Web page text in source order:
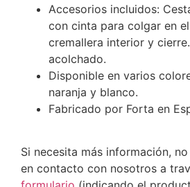
Accesorios incluidos:
con cinta para colgar en
cremallera interior y
acolchado.
Disponible en varios
naranja y blanco.
Fabricado por Forta en
Si necesita más información,
en contacto con nosotros a